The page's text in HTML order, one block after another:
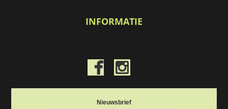
INFORMATIE
Nieuwsbrief